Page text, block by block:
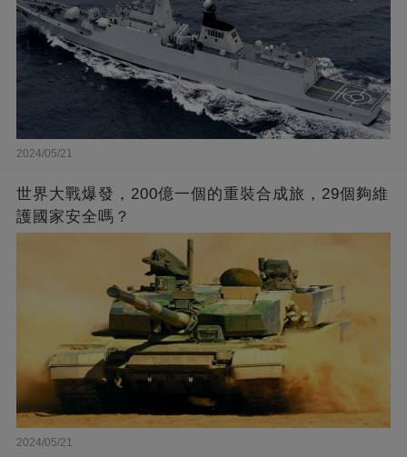
2024/05/21
世界大戰爆發，200億一個的重裝合成旅，29個夠維
護國家安全嗎？
2024/05/21